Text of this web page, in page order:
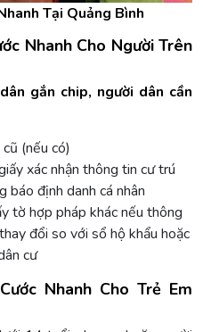
Tại Quảng Bình
Nhanh Cho Người Trên
gắn chip, người dân cần
(nếu có)
xác nhận thông tin cư trú
báo định danh cá nhân
tờ hợp pháp khác nếu thông
đổi so với sổ hộ khẩu hoặc
cư
Nhanh Cho Trẻ Em